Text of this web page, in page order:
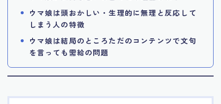
ウマ娘は頭おかしい・生理的に無理と反応して
しまう人の特徴
ウマ娘は結局のところただのコンテンツで文句
を言っても需給の問題